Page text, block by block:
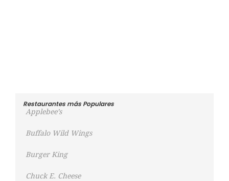
Restaurantes más Populares
Applebee’s
Buffalo Wild Wings
Burger King
Chuck E. Cheese